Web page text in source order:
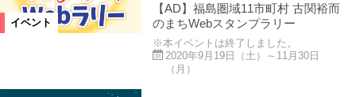
イベント
【AD】福島圏域11市町村 古関裕而
のまちWebスタンプラリー
※本イベントは終了しました。
2020年9月19日（土）～11月30日
（月）